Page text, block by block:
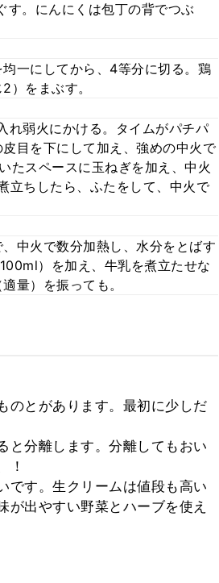
す。にんにくは包丁の背でつぶ
一にしてから、4等分に切る。鶏
）をまぶす。
れ弱火にかける。タイムがパチパ
目を下にして加え、強めの中火で
たスペースに玉ねぎを加え、中火
立ちしたら、ふたをして、中火で
中火で数分加熱し、水分をとばす
）を加え、牛乳を煮立たせな
量）を振っても。
のとがあります。最初に少しだ
と分離します。分離してもおい
！
です。生クリームは値段も高い
が出やすい野菜とハーブを使え